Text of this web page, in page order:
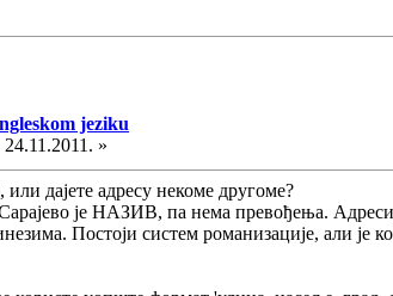
jeziku
»
дајете адресу некоме другоме?
је НАЗИВ, па нема превођења.
Постоји систем романизације, али